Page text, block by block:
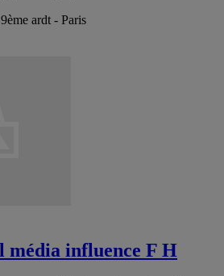
ardt - Paris
média influence F H